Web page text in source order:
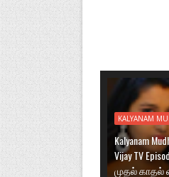
KALYANAM
Kalyanam
Vijay TV
முதல் காதல்